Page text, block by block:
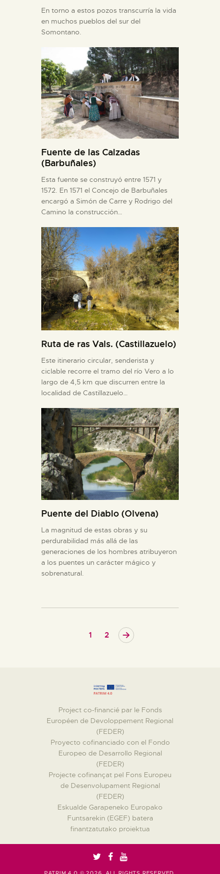
En torno a estos pozos transcurría la vida
en muchos pueblos del sur del
Somontano.
Fuente de las Calzadas
(Barbuñales)
Esta fuente se construyó entre 1571 y
1572. En 1571 el Concejo de Barbuñales
encargó a Simón de Carre y Rodrigo del
Camino la construcción…
Ruta de ras Vals. (Castillazuelo)
Este itinerario circular, senderista y
ciclable recorre el tramo del río Vero a lo
largo de 4,5 km que discurren entre la
localidad de Castillazuelo…
Puente del Diablo (Olvena)
La magnitud de estas obras y su
perdurabilidad más allá de las
generaciones de los hombres atribuyeron
a los puentes un carácter mágico y
sobrenatural.
1 2
Project co-financié par le Fonds
Européen de Devoloppement Regional
(FEDER)
Proyecto cofinanciado con el Fondo
Europeo de Desarrollo Regional
(FEDER)
Projecte cofinançat pel Fons Europeu
de Desenvolupament Regional
(FEDER)
Eskualde Garapeneko Europako
Funtsarekin (EGEF) batera
finantzatutako proiektua